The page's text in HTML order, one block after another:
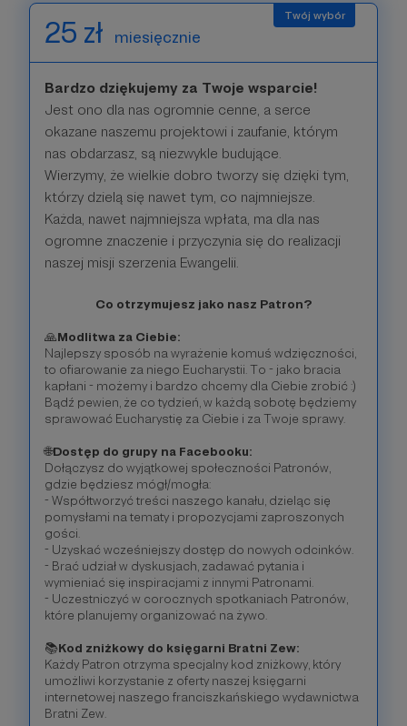
25 zł miesięcznie
Bardzo dziękujemy za Twoje wsparcie!
Jest ono dla nas ogromnie cenne, a serce
okazane naszemu projektowi i zaufanie, którym
nas obdarzasz, są niezwykle budujące.
Wierzymy, że wielkie dobro tworzy się dzięki tym,
którzy dzielą się nawet tym, co najmniejsze.
Każda, nawet najmniejsza wpłata, ma dla nas
ogromne znaczenie i przyczynia się do realizacji
naszej misji szerzenia Ewangelii.
Co otrzymujesz jako nasz Patron?
🙏Modlitwa za Ciebie:
Najlepszy sposób na wyrażenie komuś wdzięczności,
to ofiarowanie za niego Eucharystii. To - jako bracia
kapłani - możemy i bardzo chcemy dla Ciebie zrobić :)
Bądź pewien, że co tydzień, w każdą sobotę będziemy
sprawować Eucharystię za Ciebie i za Twoje sprawy.
🌐Dostęp do grupy na Facebooku:
Dołączysz do wyjątkowej społeczności Patronów,
gdzie będziesz mógł/mogła:
- Współtworzyć treści naszego kanału, dzieląc się
pomysłami na tematy i propozycjami zaproszonych
gości.
- Uzyskać wcześniejszy dostęp do nowych odcinków.
- Brać udział w dyskusjach, zadawać pytania i
wymieniać się inspiracjami z innymi Patronami.
- Uczestniczyć w corocznych spotkaniach Patronów,
które planujemy organizować na żywo.
📚Kod zniżkowy do księgarni Bratni Zew:
Każdy Patron otrzyma specjalny kod zniżkowy, który
umożliwi korzystanie z oferty naszej księgarni
internetowej naszego franciszkańskiego wydawnictwa
Bratni Zew.